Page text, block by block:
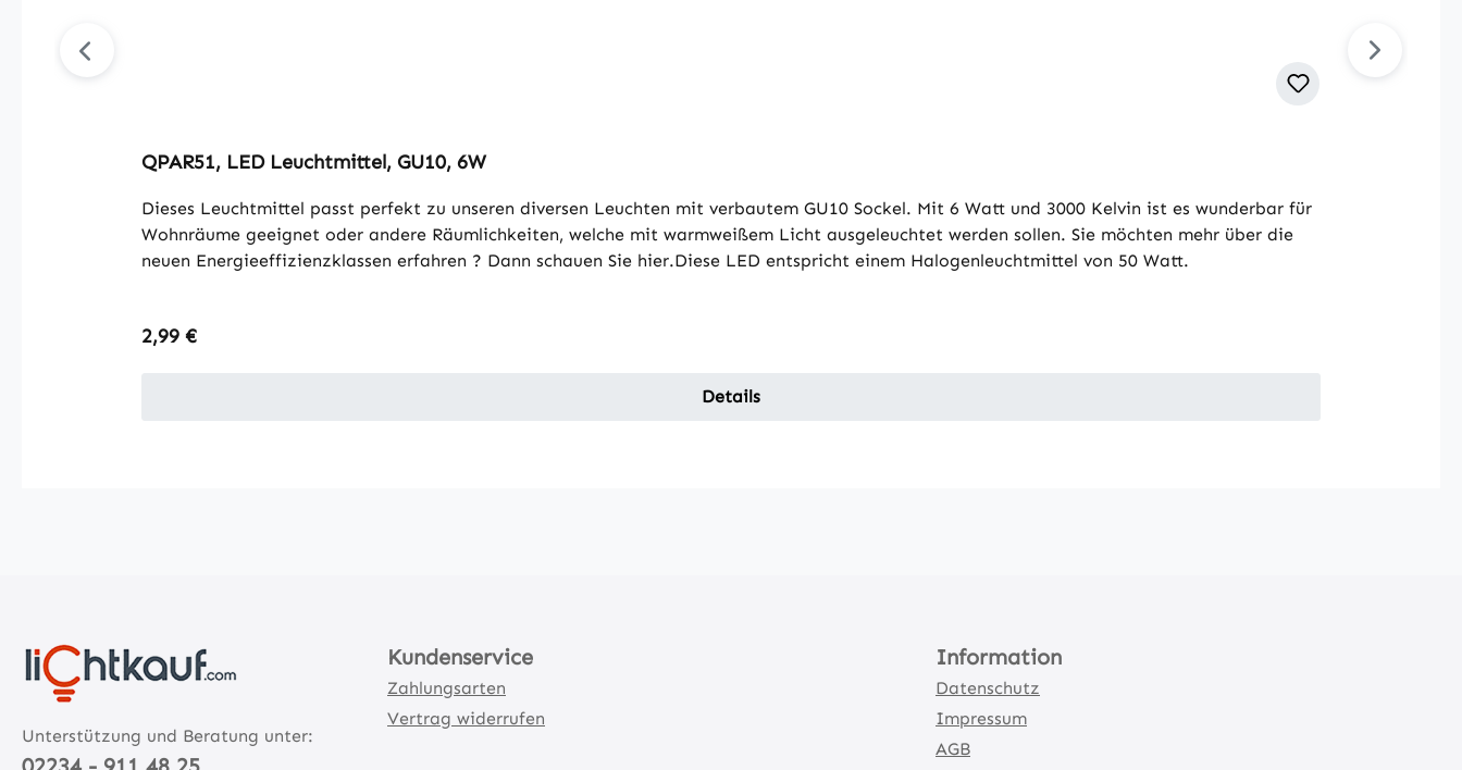
QPAR51, LED Leuchtmittel, GU10, 6W
Dieses Leuchtmittel passt perfekt zu unseren diversen Leuchten mit verbautem GU10 Sockel. Mit 6 Watt und 3000 Kelvin ist es wunderbar für
Wohnräume geeignet oder andere Räumlichkeiten, welche mit warmweißem Licht ausgeleuchtet werden sollen. Sie möchten mehr über die
neuen Energieeffizienzklassen erfahren ? Dann schauen Sie hier.Diese LED entspricht einem Halogenleuchtmittel von 50 Watt.
Regulärer Preis:
2,99 €
Details
Unterstützung und Beratung unter:
Kundenservice
Zahlungsarten
Vertrag widerrufen
Information
Datenschutz
Impressum
AGB